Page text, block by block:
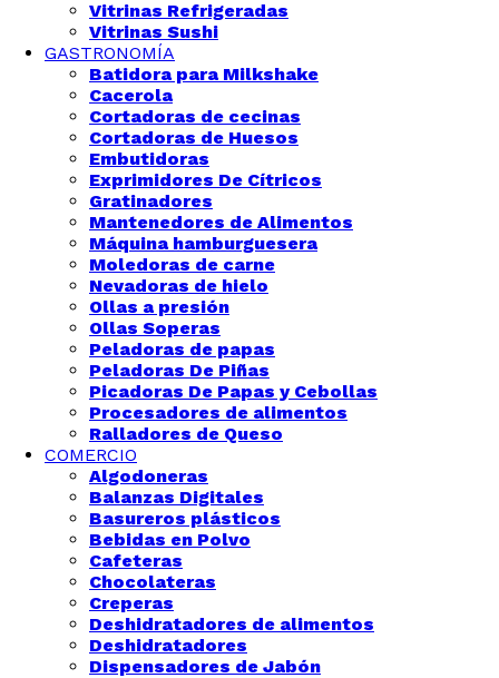
Vitrinas Refrigeradas
Vitrinas Sushi
GASTRONOMÍA
Batidora para Milkshake
Cacerola
Cortadoras de cecinas
Cortadoras de Huesos
Embutidoras
Exprimidores De Cítricos
Gratinadores
Mantenedores de Alimentos
Máquina hamburguesera
Moledoras de carne
Nevadoras de hielo
Ollas a presión
Ollas Soperas
Peladoras de papas
Peladoras De Piñas
Picadoras De Papas y Cebollas
Procesadores de alimentos
Ralladores de Queso
COMERCIO
Algodoneras
Balanzas Digitales
Basureros plásticos
Bebidas en Polvo
Cafeteras
Chocolateras
Creperas
Deshidratadores de alimentos
Deshidratadores
Dispensadores de Jabón